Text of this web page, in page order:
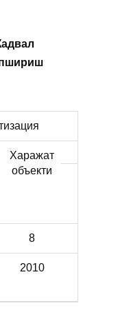
Харажат
объекти
8
2010